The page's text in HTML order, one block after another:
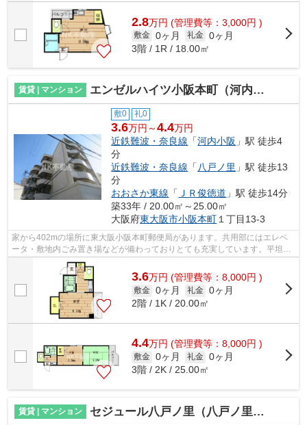
2.8万円 (管理費等：3,000円 )
敷金 0ヶ月 礼金 0ヶ月
3階 / 1R / 18.00㎡
賃貸 | マンション エンゼルハイツ小阪本町（河内小阪賃貸）
敷0 礼0
3.6万円～4.4万円
近鉄難波・奈良線 「河内小阪 」駅 徒歩4
分
近鉄難波・奈良線 「 八戸ノ里 」駅 徒歩13
分
おおさか東線 「 ＪＲ俊徳道 」駅 徒歩14分
築33年 / 20.00㎡～25.00㎡
大阪府東大阪市小阪本町 １丁目13-3
家から402mの場所に東大阪小阪本町郵便局があります。共用部にはエレベ
ータ・敷地内ごみ置き場などが備わっておりとても充実しています。平坦な
場所にあるマンションなら毎日の移動も...
3.6万円 (管理費等：8,000円 )
敷金 0ヶ月 礼金 0ヶ月
2階 / 1K / 20.00㎡
4.4万円 (管理費等：8,000円 )
敷金 0ヶ月 礼金 0ヶ月
3階 / 2K / 25.00㎡
賃貸 | マンション セジュール八戸ノ里（八戸ノ里賃貸）